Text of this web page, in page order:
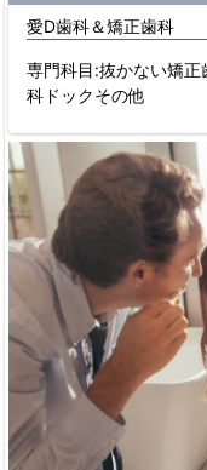
愛D歯科＆矯正歯科
専門科目:抜かない矯
科ドックその他